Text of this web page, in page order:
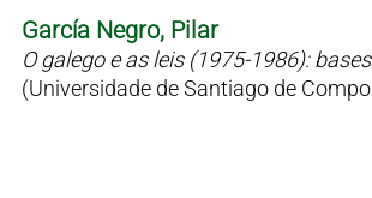
García Negro, Pilar
O galego e as leis (1975-1986):
(Universidade de Santiago de